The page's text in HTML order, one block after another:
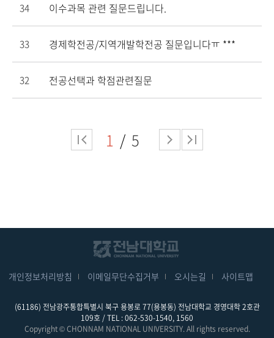
34 이수과목 관련 질문드립니다.
33 경제학전공/지역개발학전공 질문입니다ㅠ ***
32 전공선택과 학점관련질문
1 5
개인정보처리방침 이메일무단수집거부 오시는길 사이트맵
(61186) 전남광주통합특별시 북구 용봉로 77(용봉동) 전남대학교 경영대학 2호관
109호 / TEL : 062-530-1540, 1560
Copyright © CHONNAM NATIONAL UNIVERSITY. All rights reserved.